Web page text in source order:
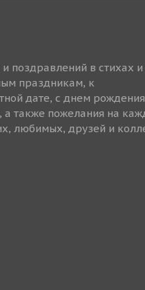
поздравлений в стихах и
праздникам, к
дате, с днем
а также пожелания на
любимых, друзей и